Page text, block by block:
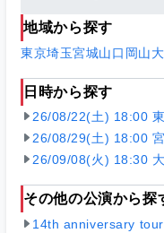
地域から探す
東京埼玉宮城山口 岡山
日時から探す
26/08/22(土) 18:00
26/08/29(土) 18:00
26/09/08(火) 18:30
その他の公演から探
14th anniversary